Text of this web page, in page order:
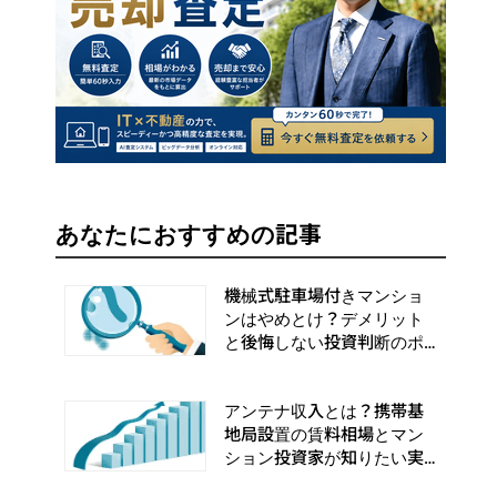
あなたにおすすめの記事
機械式駐車場付きマンショ
ンはやめとけ？デメリット
と後悔しない投資判断のポ
アンテナ収入とは？携帯基
地局設置の賃料相場とマン
ション投資家が知りたい実